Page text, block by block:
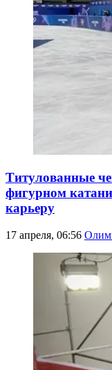
Титулованные
фигурном
карьеру
17 апреля, 06:56